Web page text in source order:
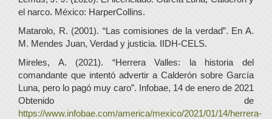
el narco. México: HarperCollins.
Matarolo, R. (2001). “Las comisiones de la verdad”. En A.
M. Mendes Juan, Verdad y justicia. IIDH-CELS.
Mireles, A. (2021). “Herrera Valles: la historia del
comandante que intentó advertir a Calderón sobre García
Luna, pero lo pagó muy caro”. Infobae, 14 de enero de 2021
Obtenido de
https://www.infobae.com/america/mexico/2021/01/14/herrera-